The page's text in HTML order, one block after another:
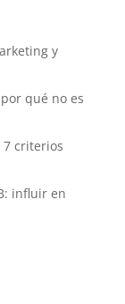
y
qué no es
7 criterios
influir en